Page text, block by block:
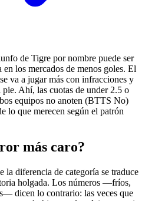
de Tigre por nombre puede ser
los mercados de menos goles. El
va a jugar más con infracciones y
Ahí, las cuotas de under 2.5 o
equipos no anoten (BTTS No)
lo que merecen según el patrón
más caro?
la diferencia de categoría se traduce
holgada. Los números —fríos,
dicen lo contrario: las veces que